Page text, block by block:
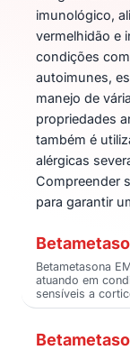
imunológico,
vermelhidão e
condições
autoimunes,
manejo de
propriedades
também é
alérgicas
Compreender
para garantir
Betametasona
atuando em
sensíveis a